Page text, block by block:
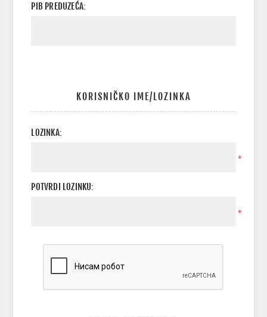
PIB PREDUZEĆA:
KORISNIČKO IME/LOZINKA
LOZINKA:
*
POTVRDI LOZINKU:
*